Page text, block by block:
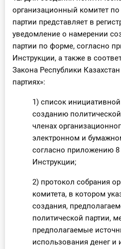
организационный комитет
партии представляет в
уведомление о намерении
партии по форме, согласно
Инструкции, а также в
Закона Республики
партиях»:
1) список
созданию
членах
электронном и
согласно приложению 8
Инструкции;
2) протокол собрания
комитета, в котором
создания,
политической партии,
предполагаемые
использования денег и